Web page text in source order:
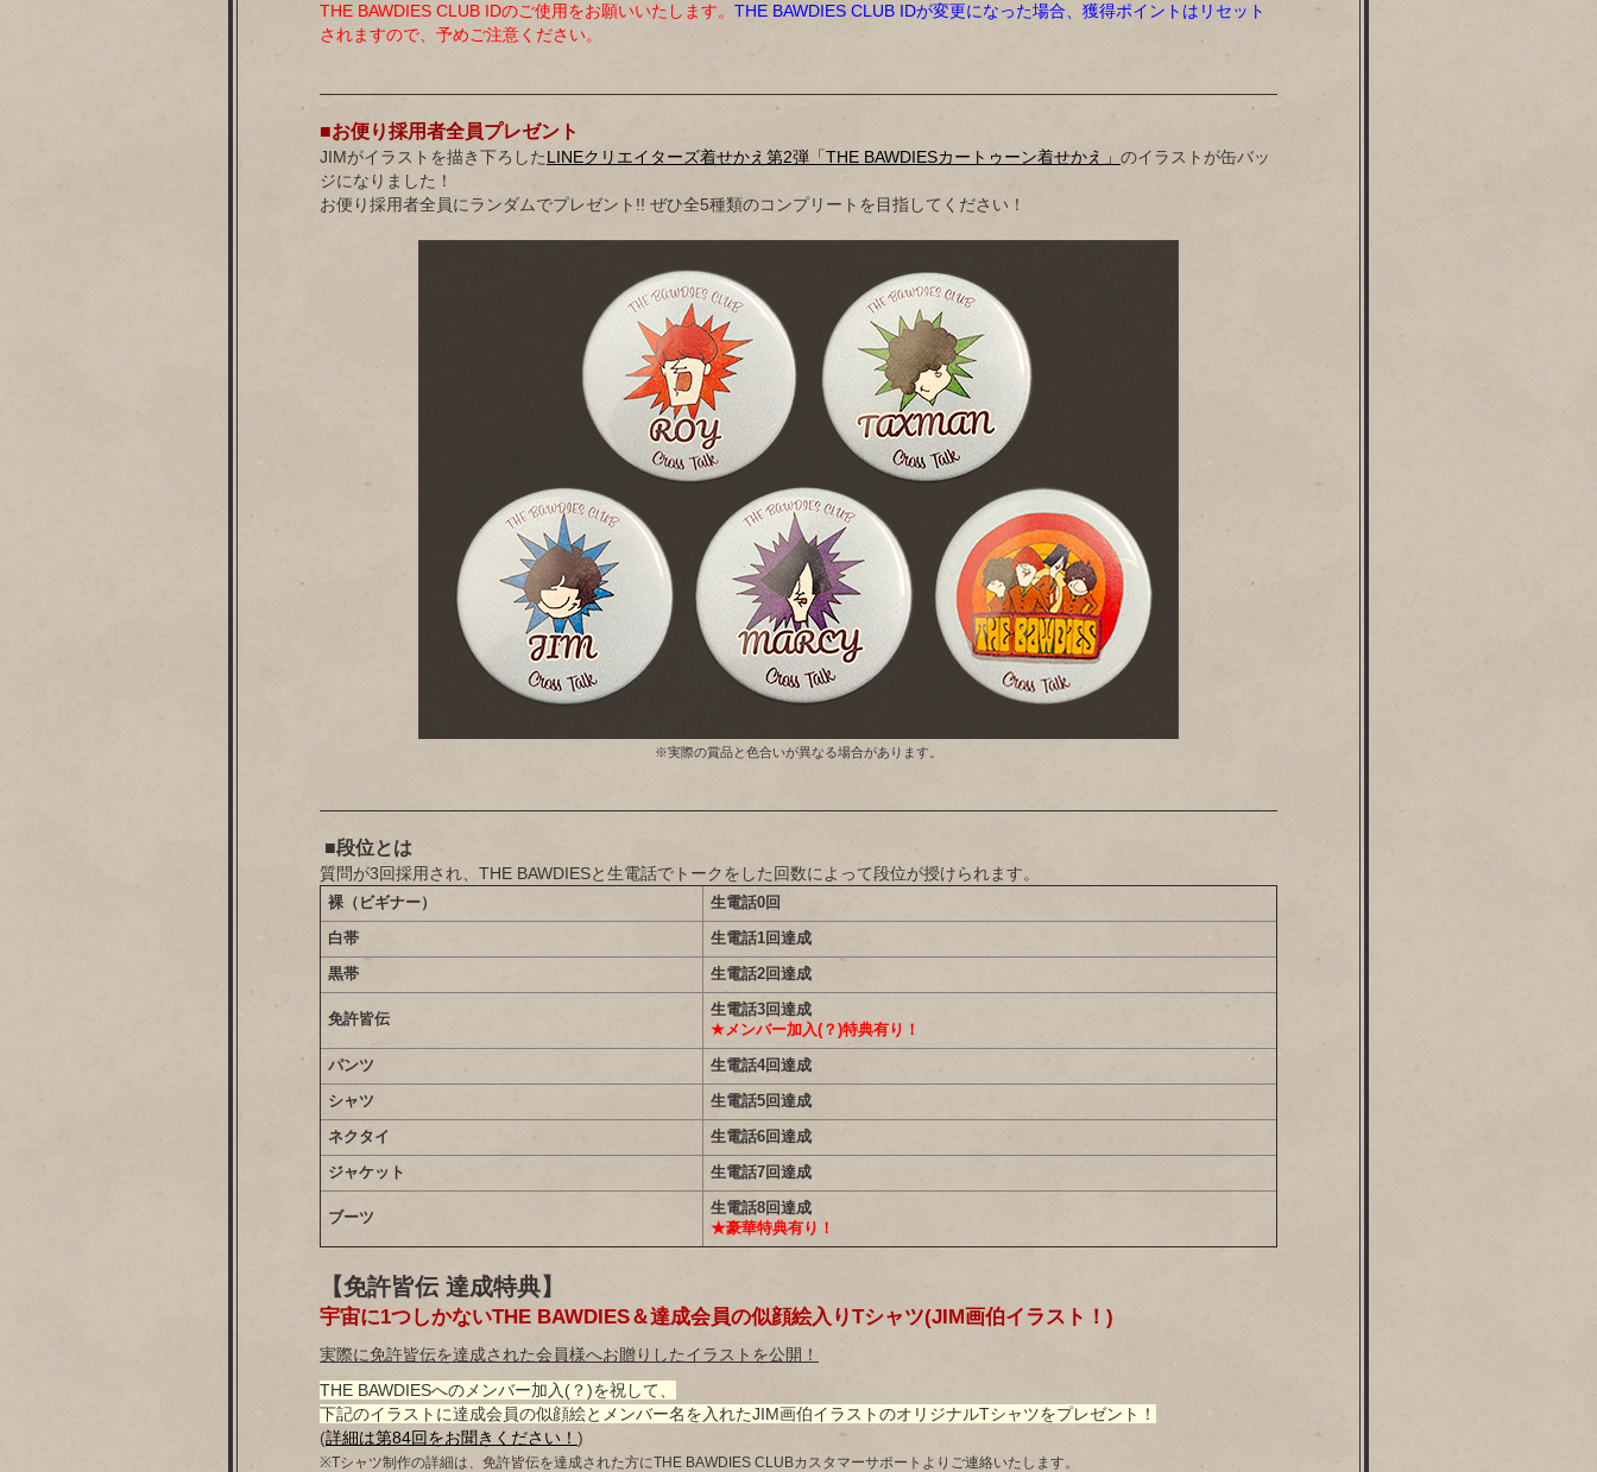
THE BAWDIES CLUB IDのご使用をお願いいたします。 THE BAWDIES CLUB IDが変更になった場合、獲得ポイントはリセット
されますので、予めご注意ください。
■お便り採用者全員プレゼント
JIMがイラストを描き下ろしたLINEクリエイターズ着せかえ第2弾「THE BAWDIESカートゥーン着せかえ」 のイラストが缶バッ
ジになりました！
お便り採用者全員にランダムでプレゼント!! ぜひ全5種類のコンプリートを目指してください！
※実際の賞品と色合いが異なる場合があります。
■段位とは
質問が3回採用され、THE BAWDIESと生電話でトークをした回数によって段位が授けられます。
裸（ビギナー） 生電話0回
白帯 生電話1回達成
黒帯 生電話2回達成
免許皆伝
生電話3回達成
★メンバー加入(？)特典有り！
パンツ 生電話4回達成
シャツ 生電話5回達成
ネクタイ 生電話6回達成
ジャケット 生電話7回達成
ブーツ
生電話8回達成
★豪華特典有り！
【免許皆伝 達成特典】
宇宙に1つしかないTHE BAWDIES＆達成会員の似顔絵入りTシャツ(JIM画伯イラスト！)
実際に免許皆伝を達成された会員様へお贈りしたイラストを公開！
THE BAWDIESへのメンバー加入(？)を祝して、
下記のイラストに達成会員の似顔絵とメンバー名を入れたJIM画伯イラストのオリジナルTシャツをプレゼント！
(詳細は第84回をお聞きください！ )
※Tシャツ制作の詳細は、免許皆伝を達成された方にTHE BAWDIES CLUBカスタマーサポートよりご連絡いたします。